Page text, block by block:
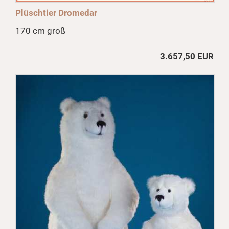
Plüschtier Dromedar
170 cm groß
3.657,50 EUR